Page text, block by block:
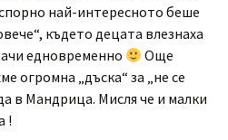
най-интересното беше
където децата влезнаха
едновременно
Още
огромна „дъска“ за „не се
в Мандрица. Мисля че и малки
!